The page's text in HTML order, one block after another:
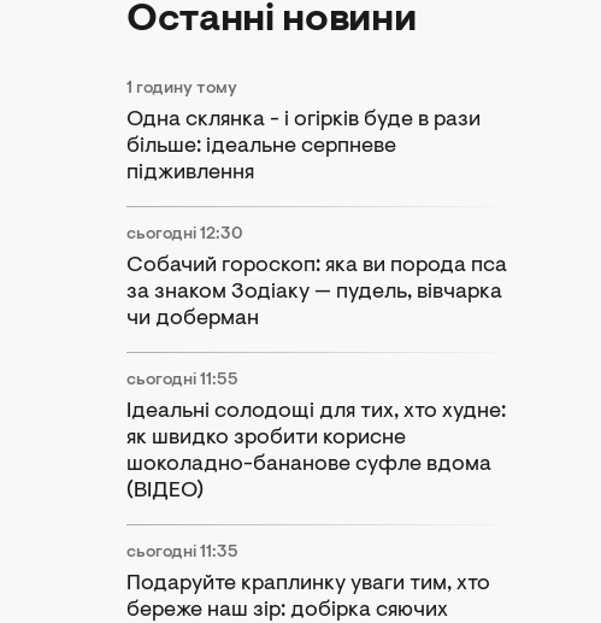
Останні новини
1 годину тому
Одна склянка - і огірків буде в рази
більше: ідеальне серпневе
підживлення
сьогодні 12:30
Собачий гороскоп: яка ви порода пса
за знаком Зодіаку — пудель, вівчарка
чи доберман
сьогодні 11:55
Ідеальні солодощі для тих, хто худне:
як швидко зробити корисне
шоколадно-бананове суфле вдома
(ВІДЕО)
сьогодні 11:35
Подаруйте краплинку уваги тим, хто
береже наш зір: добірка сяючих